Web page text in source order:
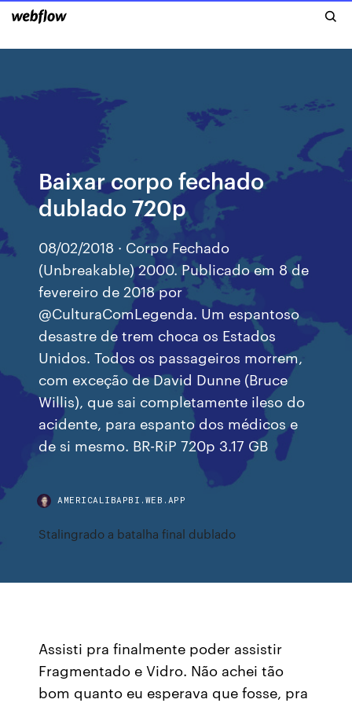
Baixar corpo fechado
dublado 720p
08/02/2018 · Corpo Fechado
(Unbreakable) 2000. Publicado em 8 de
fevereiro de 2018 por
@CulturaComLegenda. Um espantoso
desastre de trem choca os Estados
Unidos. Todos os passageiros morrem,
com exceção de David Dunne (Bruce
Willis), que sai completamente ileso do
acidente, para espanto dos médicos e
de si mesmo. BR-RiP 720p 3.17 GB
AMERICALIBAPBI.WEB.APP
Stalingrado a batalha final dublado
Assisti pra finalmente poder assistir
Fragmentado e Vidro. Não achei tão
bom quanto eu esperava que fosse, pra